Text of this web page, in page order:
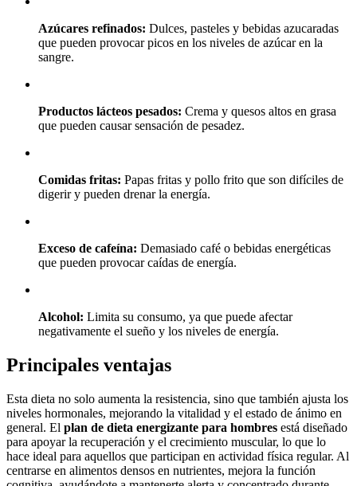
Azúcares refinados: Dulces, pasteles y bebidas azucaradas
que pueden provocar picos en los niveles de azúcar en la
sangre.
Productos lácteos pesados: Crema y quesos altos en grasa
que pueden causar sensación de pesadez.
Comidas fritas: Papas fritas y pollo frito que son difíciles de
digerir y pueden drenar la energía.
Exceso de cafeína: Demasiado café o bebidas energéticas
que pueden provocar caídas de energía.
Alcohol: Limita su consumo, ya que puede afectar
negativamente el sueño y los niveles de energía.
Principales ventajas
Esta dieta no solo aumenta la resistencia, sino que también ajusta los
niveles hormonales, mejorando la vitalidad y el estado de ánimo en
general. El plan de dieta energizante para hombres está diseñado
para apoyar la recuperación y el crecimiento muscular, lo que lo
hace ideal para aquellos que participan en actividad física regular. Al
centrarse en alimentos densos en nutrientes, mejora la función